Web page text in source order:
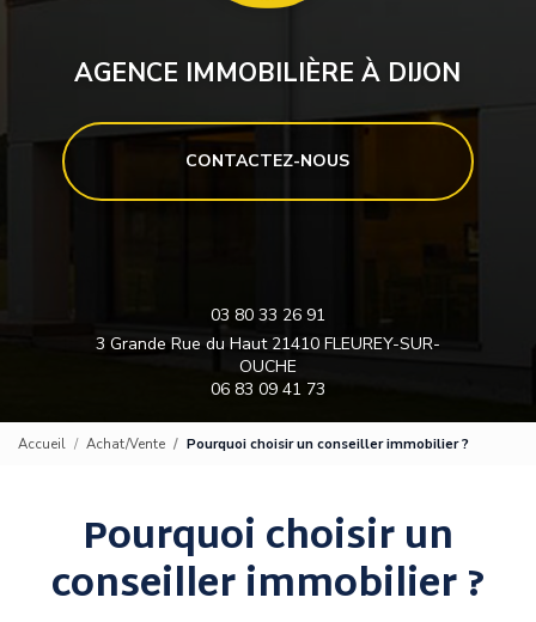
AGENCE IMMOBILIÈRE À DIJON
CONTACTEZ-NOUS
03 80 33 26 91
3 Grande Rue du Haut 21410 FLEUREY-SUR-
OUCHE
06 83 09 41 73
Accueil Achat/Vente Pourquoi choisir un conseiller immobilier ?
Pourquoi choisir un
conseiller immobilier ?